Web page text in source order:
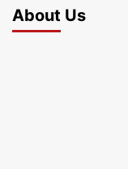
About Us